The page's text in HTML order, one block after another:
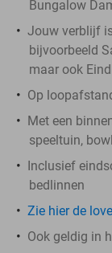
Bungalow
Jouw verblijf
bijvoorbeeld
maar ook
Op
Met een
speeltuin,
Inclusief
bedlinnen
Zie hier de
Ook geldig in